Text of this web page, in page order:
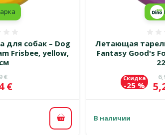
для собак – Dog
Frisbee, yellow,
см
цена
€
€
В корзину
Летающая
Fantasy Good's
Скидка
-25 %
В наличии